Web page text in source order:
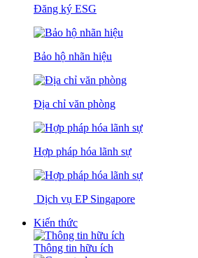
Đăng ký ESG
Bảo hộ nhãn hiệu
Địa chỉ văn phòng
Hợp pháp hóa lãnh sự
Dịch vụ EP Singapore
Kiến thức
Thông tin hữu ích